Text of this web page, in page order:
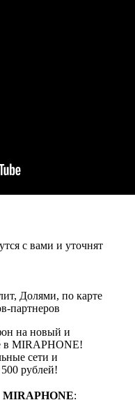
с вами и уточнят
Долями, по карте
партнеров
на новый и
в MIRAPHONE!
сети и
рублей!
MIRAPHONE: